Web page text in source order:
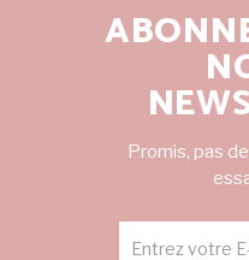
Promis, pas